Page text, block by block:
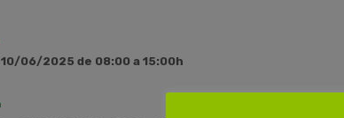
06/2025 de 08:00 a 15:00h